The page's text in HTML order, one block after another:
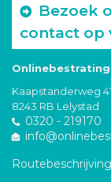
Bezoek
contact op
Kaapstanderweg 41
8243 RB Lelystad
0320 - 219170
Routebeschrijving